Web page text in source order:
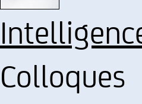
Colloques